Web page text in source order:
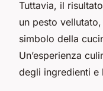
Tuttavia, il
un pesto
simbolo della
Un’esperienza
degli ingredienti e